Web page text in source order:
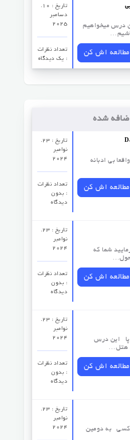
تاریخ : 10.
دسامبر
2025
تعداد نظرات‌
: یک دیدگاه
درس میخواهیم
مطالعه اش کن
شده
تاریخ : 23.
نوامبر
2024
تعداد نظرات‌
: بدون
دیدگاه
بی ادبانه
مطالعه اش کن
تاریخ : 23.
نوامبر
2024
تعداد نظرات‌
: بدون
دیدگاه
شما که
مطالعه اش کن
تاریخ : 23.
نوامبر
2024
تعداد نظرات‌
: بدون
دیدگاه
این درس
هتل…
مطالعه اش کن
تاریخ : 23.
نوامبر
2024
به دومین